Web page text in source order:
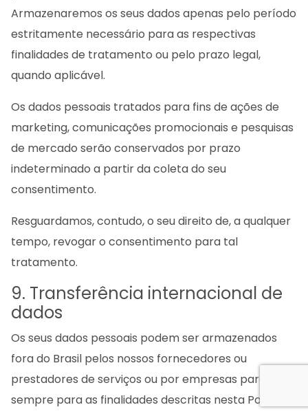
Armazenaremos os seus dados apenas pelo período
estritamente necessário para as respectivas
finalidades de tratamento ou pelo prazo legal,
quando aplicável.
Os dados pessoais tratados para fins de ações de
marketing, comunicações promocionais e pesquisas
de mercado serão conservados por prazo
indeterminado a partir da coleta do seu
consentimento.
Resguardamos, contudo, o seu direito de, a qualquer
tempo, revogar o consentimento para tal
tratamento.
9. Transferência internacional de
dados
Os seus dados pessoais podem ser armazenados
fora do Brasil pelos nossos fornecedores ou
prestadores de serviços ou por empresas parceiras,
sempre para as finalidades descritas nesta Política